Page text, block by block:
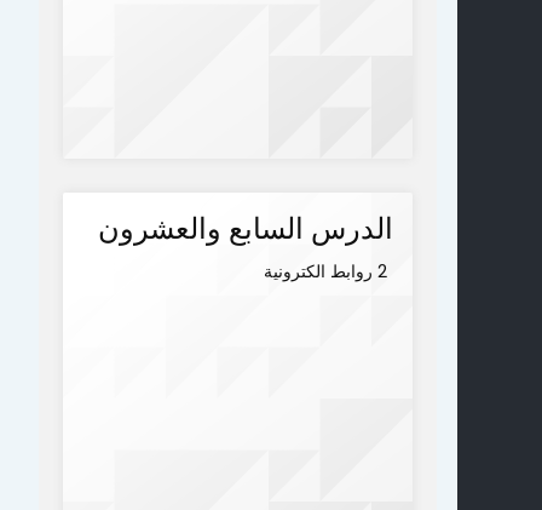
الدرس السابع والعشرون
2 روابط الكترونية